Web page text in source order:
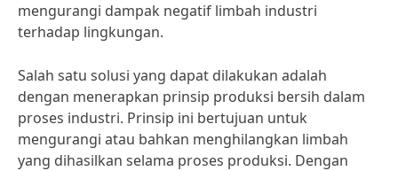
mengurangi dampak negatif limbah industri
terhadap lingkungan.
Salah satu solusi yang dapat dilakukan adalah
dengan menerapkan prinsip produksi bersih dalam
proses industri. Prinsip ini bertujuan untuk
mengurangi atau bahkan menghilangkan limbah
yang dihasilkan selama proses produksi. Dengan